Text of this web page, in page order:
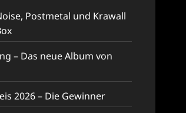
Postmetal und Krawall
– Das neue Album von
2026 – Die Gewinner